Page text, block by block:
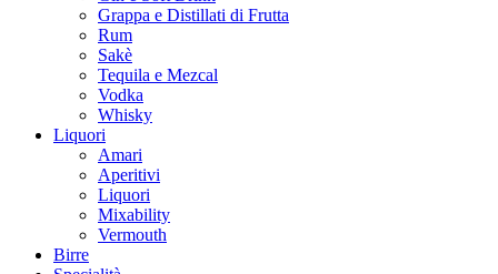
Grappa e Distillati di Frutta
Rum
Sakè
Tequila e Mezcal
Vodka
Whisky
Liquori
Amari
Aperitivi
Liquori
Mixability
Vermouth
Birre